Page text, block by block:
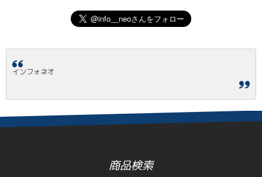
インフォネオ
商品検索